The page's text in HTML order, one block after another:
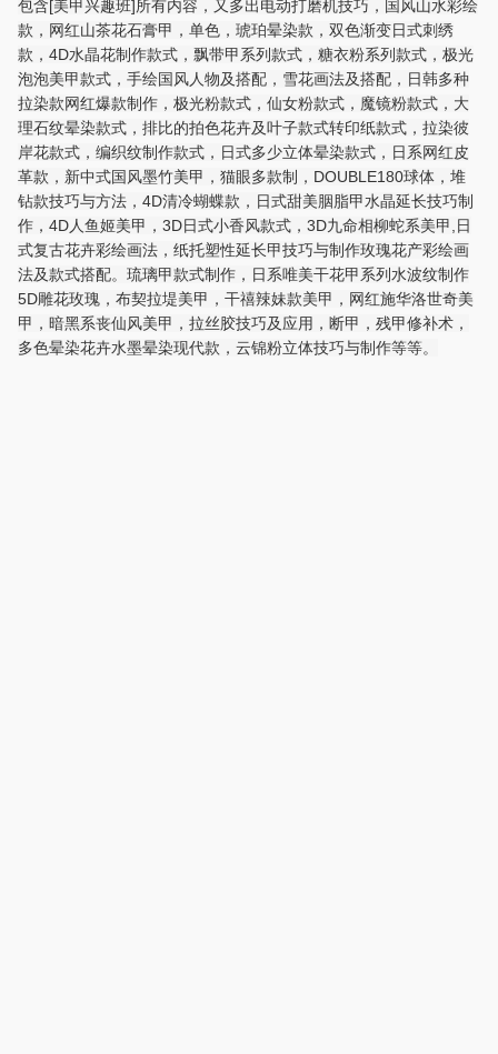
包含[美甲兴趣班]所有内容，又多出电动打磨机技巧，国风山水彩绘
款，网红山茶花石膏甲，单色，琥珀晕染款，双色渐变日式刺绣
款，4D水晶花制作款式，飘带甲系列款式，糖衣粉系列款式，极光
泡泡美甲款式，手绘国风人物及搭配，雪花画法及搭配，日韩多种
拉染款网红爆款制作，极光粉款式，仙女粉款式，魔镜粉款式，大
理石纹晕染款式，排比的拍色花卉及叶子款式转印纸款式，拉染彼
岸花款式，编织纹制作款式，日式多少立体晕染款式，日系网红皮
革款，新中式国风墨竹美甲，猫眼多款制，DOUBLE180球体，堆
钻款技巧与方法，4D清冷蝴蝶款，日式甜美胭脂甲水晶延长技巧制
作，4D人鱼姬美甲，3D日式小香风款式，3D九命相柳蛇系美甲,日
式复古花卉彩绘画法，纸托塑性延长甲技巧与制作玫瑰花产彩绘画
法及款式搭配。琉璃甲款式制作，日系唯美干花甲系列水波纹制作
5D雕花玫瑰，布契拉堤美甲，干禧辣妹款美甲，网红施华洛世奇美
甲，暗黑系丧仙风美甲，拉丝胶技巧及应用，断甲，残甲修补术，
多色晕染花卉水墨晕染现代款，云锦粉立体技巧与制作等等。